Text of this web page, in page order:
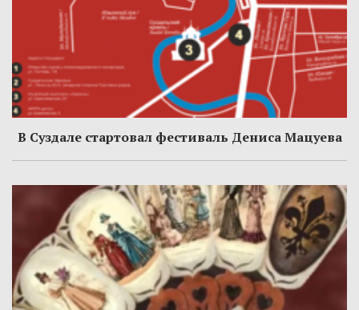
В Суздале стартовал фестиваль Дениса Мацуева